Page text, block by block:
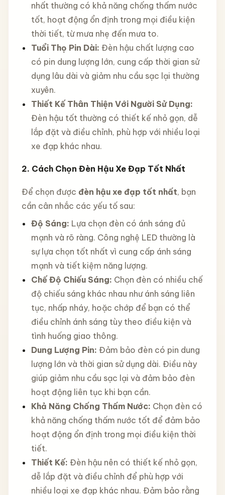
nhất thường có khả năng chống thấm nước
tốt, hoạt động ổn định trong mọi điều kiện
thời tiết, từ mưa nhẹ đến mưa to.
Tuổi Thọ Pin Dài: Đèn hậu chất lượng cao
có pin dung lượng lớn, cung cấp thời gian sử
dụng lâu dài và giảm nhu cầu sạc lại thường
xuyên.
Thiết Kế Thân Thiện Với Người Sử Dụng:
Đèn hậu tốt thường có thiết kế nhỏ gọn, dễ
lắp đặt và điều chỉnh, phù hợp với nhiều loại
xe đạp khác nhau.
2. Cách Chọn Đèn Hậu Xe Đạp Tốt Nhất
Để chọn được đèn hậu xe đạp tốt nhất, bạn
cần cân nhắc các yếu tố sau:
Độ Sáng: Lựa chọn đèn có ánh sáng đủ
mạnh và rõ ràng. Công nghệ LED thường là
sự lựa chọn tốt nhất vì cung cấp ánh sáng
mạnh và tiết kiệm năng lượng.
Chế Độ Chiếu Sáng: Chọn đèn có nhiều chế
độ chiếu sáng khác nhau như ánh sáng liên
tục, nhấp nháy, hoặc chớp để bạn có thể
điều chỉnh ánh sáng tùy theo điều kiện và
tình huống giao thông.
Dung Lượng Pin: Đảm bảo đèn có pin dung
lượng lớn và thời gian sử dụng dài. Điều này
giúp giảm nhu cầu sạc lại và đảm bảo đèn
hoạt động liên tục khi bạn cần.
Khả Năng Chống Thấm Nước: Chọn đèn có
khả năng chống thấm nước tốt để đảm bảo
hoạt động ổn định trong mọi điều kiện thời
tiết.
Thiết Kế: Đèn hậu nên có thiết kế nhỏ gọn,
dễ lắp đặt và điều chỉnh để phù hợp với
nhiều loại xe đạp khác nhau. Đảm bảo rằng